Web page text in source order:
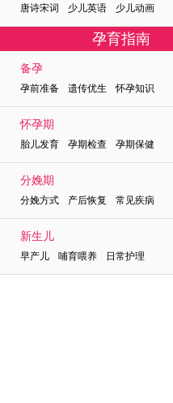
唐诗宋词 少儿英语 少儿动画
孕育指南
备孕
孕前准备 遗传优生 怀孕知识
怀孕期
胎儿发育 孕期检查 孕期保健
分娩期
分娩方式 产后恢复 常见疾病
新生儿
早产儿 哺育喂养 日常护理